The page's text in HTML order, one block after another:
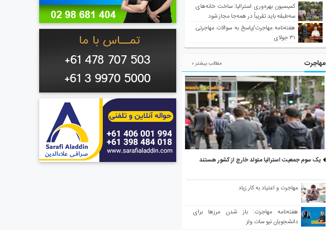
کمیسیون بهره‌وری استرالیا: ساخت خانه‌های
سه‌طبقه باید تقریباً در همه‌جا مجاز شود
هفته‌نامه مهاجرت/پاسخ به سوالات مهاجرتی
۳۱ جولای
مهاجرت مطالب بیشتر »
یک سوم جمعیت استرالیا متولد خارج از کشور هستند
مهاجرت و اعتیاد به کار زیاد
هفته‌نامه مهاجرت: باز شدن مرزها برای
دانشجویان نیو سات ولز